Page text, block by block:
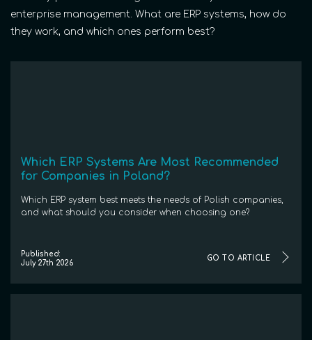
enterprise management. What are ERP systems, how do
they work, and which ones perform best?
Which ERP Systems Are Most Recommended
for Companies in Poland?
Which ERP system best meets the needs of Polish companies,
and what should you consider when choosing one?
Published:
July 27th 2026
GO TO ARTICLE